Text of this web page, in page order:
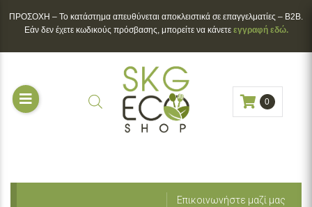
ΠΡΟΣΟΧΗ – To κατάστημα απευθύνεται αποκλειστικά σε επαγγελματίες – B2B.
Εάν δεν έχετε κωδικούς πρόσβασης, μπορείτε να κάνετε εγγραφή εδώ.
0
Επικοινωνήστε μαζί μας